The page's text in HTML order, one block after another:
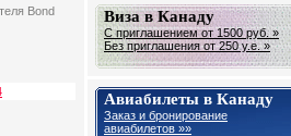
Bond
Виза в Канаду
С приглашением от 1500 руб. »
Без приглашения от 250 у.е. »
Авиабилеты в Канаду
Заказ и бронирование
авиабилетов »»